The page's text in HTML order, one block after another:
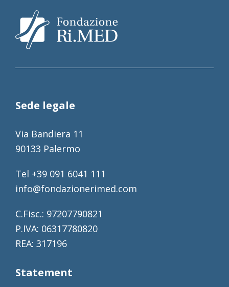
Sede legale
Via Bandiera 11
90133 Palermo
Tel +39 091 6041 111
info@fondazionerimed.com
C.Fisc.: 97207790821
P.IVA: 06317780820
REA: 317196
Statement